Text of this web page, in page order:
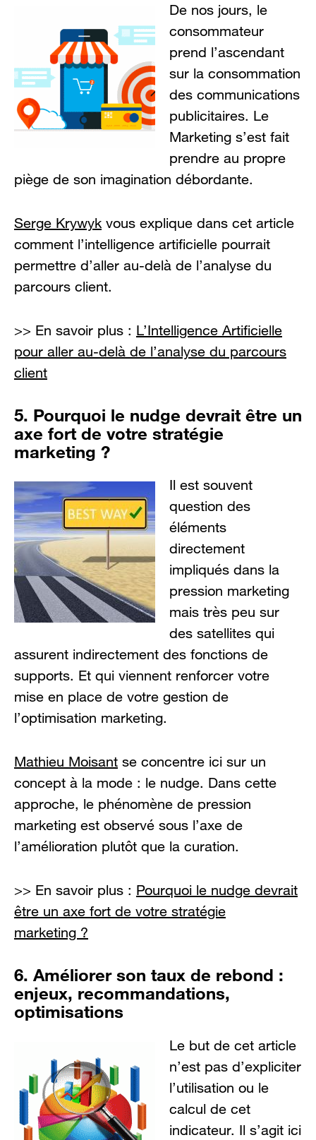
De nos jours, le
consommateur
prend l’ascendant
sur la consommation
des communications
publicitaires. Le
Marketing s’est fait
prendre au propre
piège de son imagination débordante.
Serge Krywyk vous explique dans cet article
comment l’intelligence artificielle pourrait
permettre d’aller au-delà de l’analyse du
parcours client.
>> En savoir plus : L’Intelligence Artificielle
pour aller au-delà de l’analyse du parcours
client
5. Pourquoi le nudge devrait être un
axe fort de votre stratégie
marketing ?
Il est souvent
question des
éléments
directement
impliqués dans la
pression marketing
mais très peu sur
des satellites qui
assurent indirectement des fonctions de
supports. Et qui viennent renforcer votre
mise en place de votre gestion de
l’optimisation marketing.
Mathieu Moisant se concentre ici sur un
concept à la mode : le nudge. Dans cette
approche, le phénomène de pression
marketing est observé sous l’axe de
l’amélioration plutôt que la curation.
>> En savoir plus : Pourquoi le nudge devrait
être un axe fort de votre stratégie
marketing ?
6. Améliorer son taux de rebond :
enjeux, recommandations,
optimisations
Le but de cet article
n’est pas d’expliciter
l’utilisation ou le
calcul de cet
indicateur. Il s’agit ici